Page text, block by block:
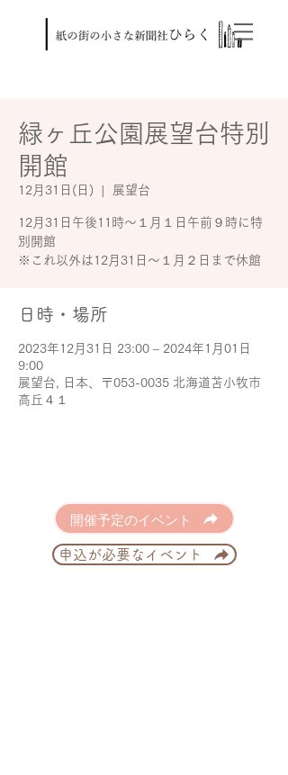
緑ヶ丘公園展望台特別
開館
12月31日(日) 展望台
12月31日午後11時～１月１日午前９時に特
別開館
※これ以外は12月31日～１月２日まで休館
日時・場所
2023年12月31日 23:00 – 2024年1月01日
9:00
展望台, 日本、〒053-0035 北海道苫小牧市
高丘４１
開催予定のイベント
申込が必要なイベント